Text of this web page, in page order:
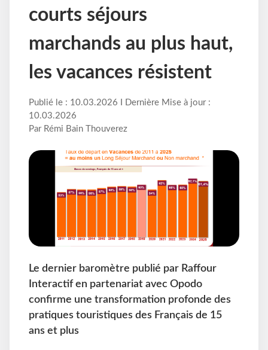
courts séjours
marchands au plus haut,
les vacances résistent
Publié le : 10.03.2026 I Dernière Mise à jour :
10.03.2026
Par Rémi Bain Thouverez
Le dernier baromètre publié par Raffour
Interactif en partenariat avec Opodo
confirme une transformation profonde des
pratiques touristiques des Français de 15
ans et plus